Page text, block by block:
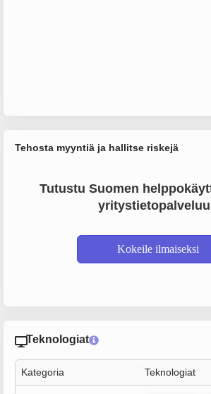
Tehosta myyntiä ja hallitse riskejä
Tutustu Suomen
Kokeile ilmaiseksi
Teknologiat
Kategoria Teknologiat